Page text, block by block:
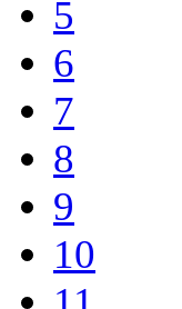
5
6
7
8
9
10